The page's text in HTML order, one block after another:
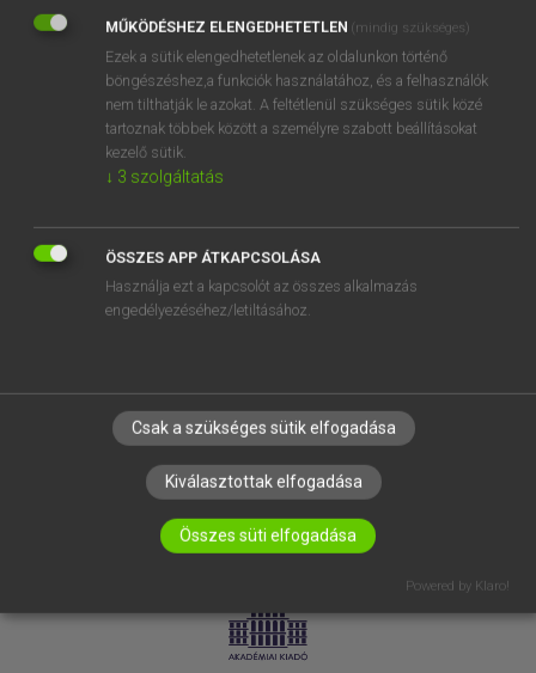
EGYÉNI FELHASZNÁLÓKNAK
TANULÓKNAK
OKTATÁSI INTÉZMÉNYEKNEK
VÁLLALATI MEGOLDÁSOK
RÓLUNK
ELÉRHETŐSÉG
SÜTI BEÁLLÍTÁSOK
LICENCSZERZŐDÉS ADATVÉDELEM
MŰKÖDÉSHEZ ELENGEDHETETLEN (mindig szükséges)
Ezek a sütik elengedhetetlenek az oldalunkon történő
böngészéshez,a funkciók használatához, és a felhasználók
nem tilthatják le azokat. A feltétlenül szükséges sütik közé
tartoznak többek között a személyre szabott beállításokat
kezelő sütik.
↓ 3 szolgáltatás
ÖSSZES APP ÁTKAPCSOLÁSA
Használja ezt a kapcsolót az összes alkalmazás
engedélyezéséhez/letiltásához.
Csak a szükséges sütik elfogadása
Kiválasztottak elfogadása
Összes süti elfogadása
Powered by Klaro!